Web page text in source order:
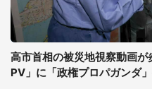
高市首相の被災地視察動画
PV」に「政権プロパガンダ